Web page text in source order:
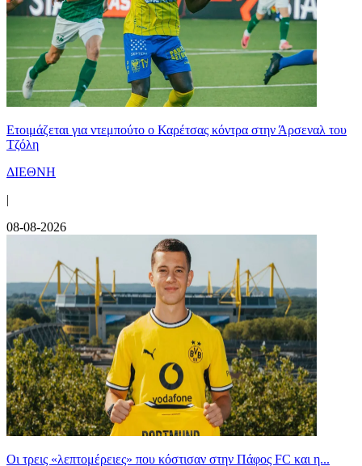
Ετοιμάζεται για ντεμπούτο ο Καρέτσας κόντρα στην Άρσεναλ του
Τζόλη
ΔΙΕΘΝΗ
|
08-08-2026
Οι τρεις «λεπτομέρειες» που κόστισαν στην Πάφος FC και η...